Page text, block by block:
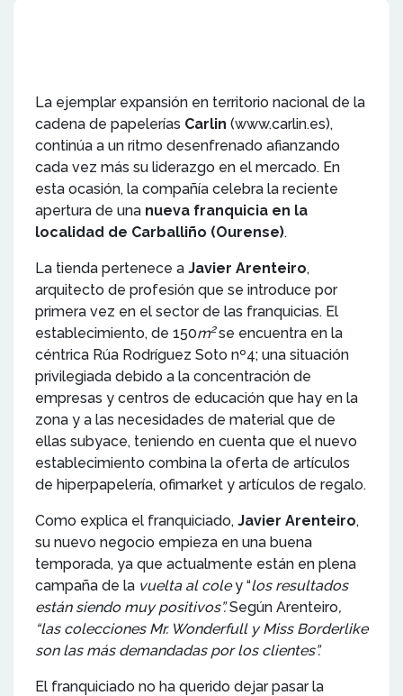
La ejemplar expansión en territorio nacional de la
cadena de papelerías Carlin (www.carlin.es),
continúa a un ritmo desenfrenado afianzando
cada vez más su liderazgo en el mercado. En
esta ocasión, la compañía celebra la reciente
apertura de una nueva franquicia en la
localidad de Carballiño (Ourense).
La tienda pertenece a Javier Arenteiro,
arquitecto de profesión que se introduce por
primera vez en el sector de las franquicias. El
establecimiento, de 150m2se encuentra en la
céntrica Rúa Rodríguez Soto nº4; una situación
privilegiada debido a la concentración de
empresas y centros de educación que hay en la
zona y a las necesidades de material que de
ellas subyace, teniendo en cuenta que el nuevo
establecimiento combina la oferta de artículos
de hiperpapelería, ofimarket y artículos de regalo.
Como explica el franquiciado, Javier Arenteiro,
su nuevo negocio empieza en una buena
temporada, ya que actualmente están en plena
campaña de la vuelta al coley “los resultados
están siendo muy positivos”.Según Arenteiro,
“las colecciones Mr. Wonderfull y Miss Borderlike
son las más demandadas por los clientes”.
El franquiciado no ha querido dejar pasar la